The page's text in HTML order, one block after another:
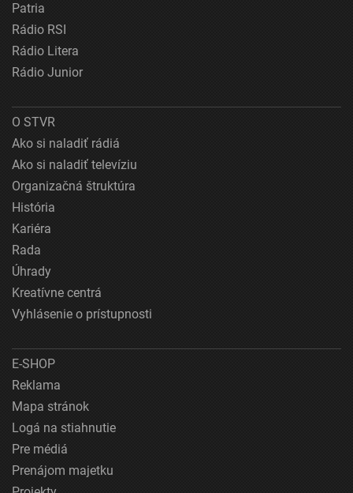
Patria
Rádio RSI
Rádio Litera
Rádio Junior
O STVR
Ako si naladiť rádiá
Ako si naladiť televíziu
Organizačná štruktúra
História
Kariéra
Rada
Úhrady
Kreatívne centrá
Vyhlásenie o prístupnosti
E-SHOP
Reklama
Mapa stránok
Logá na stiahnutie
Pre médiá
Prenájom majetku